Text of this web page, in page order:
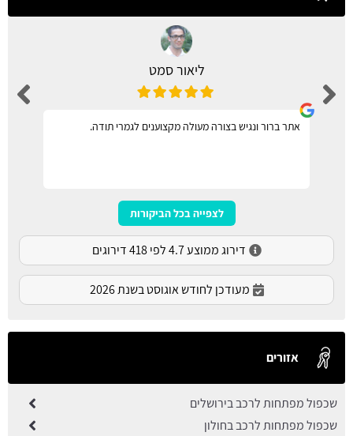
ליאור סמט
אתר ברור ונגיש בצורה מעולה מקצוענים לגמרי תודה.
לצפייה בכל הביקורות
דירוג ממוצע 4.7 לפי 418 דירוגים
מעודכן לחודש אוגוסט בשנת 2026
אזורים
שכפול מפתחות לרכב בירושלים
שכפול מפתחות לרכב בחולון